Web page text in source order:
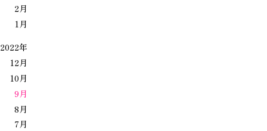
2月
1月
2022年
12月
10月
9月
8月
7月